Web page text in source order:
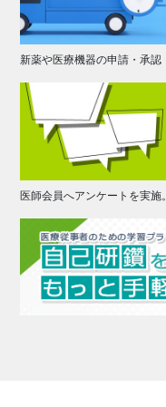
新薬や医療機器の申請・承認
医師会員へアンケートを実施